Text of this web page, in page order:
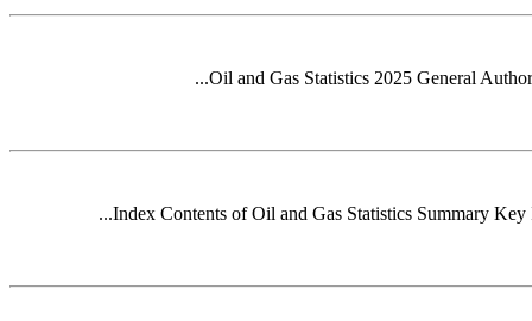
Oil and Gas Statistics 2025 General
Index Contents of Oil and Gas Statistics Summary